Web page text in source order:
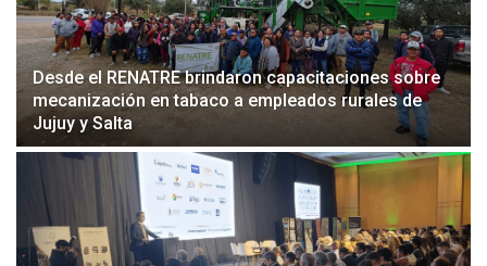
Desde el RENATRE brindaron capacitaciones sobre
mecanización en tabaco a empleados rurales de
Jujuy y Salta